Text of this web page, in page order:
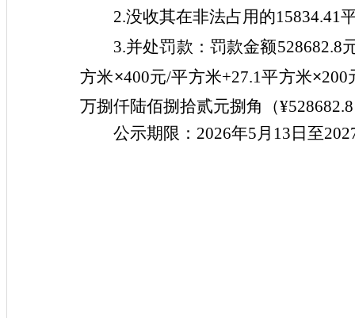
2.没收其在非法占用的15834.41
3.并处罚款 ： 罚款金额528682.8
方米×400元/平方米+27.1平方米×200
万捌仟陆佰捌拾贰元捌角
（¥528682.8
公示期限： 2026年5月13日至